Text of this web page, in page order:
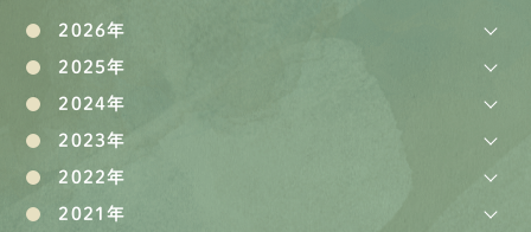
2026年
2025年
2024年
2023年
2022年
2021年